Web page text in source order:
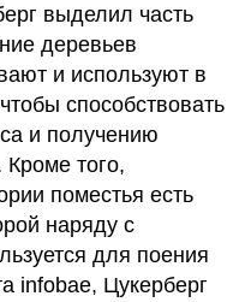
выделил часть
деревьев
и используют в
способствовать
и получению
Кроме того,
поместья есть
наряду с
для поения
infobae, Цукерберг